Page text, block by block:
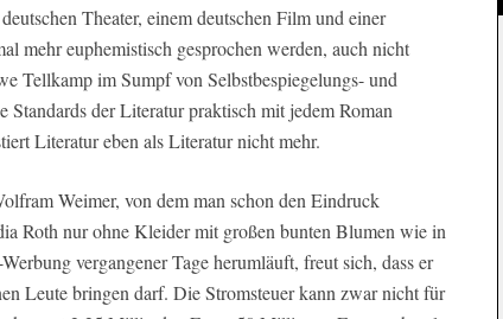
Theater, einem deutschen Film und einer
mehr euphemistisch gesprochen werden, auch nicht
Tellkamp im Sumpf von Selbstbespiegelungs- und
Standards der Literatur praktisch mit jedem Roman
Literatur eben als Literatur nicht mehr.
Weimer, von dem man schon den Eindruck
Roth nur ohne Kleider mit großen bunten Blumen wie in
vergangener Tage herumläuft, freut sich, dass er
Leute bringen darf. Die Stromsteuer kann zwar nicht für